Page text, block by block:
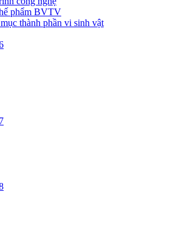
phẩm BVTV
thành phần vi sinh vật